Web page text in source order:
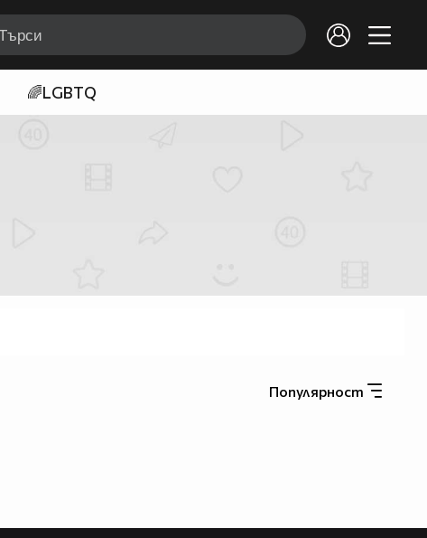
🌈LGBTQ
Популярност